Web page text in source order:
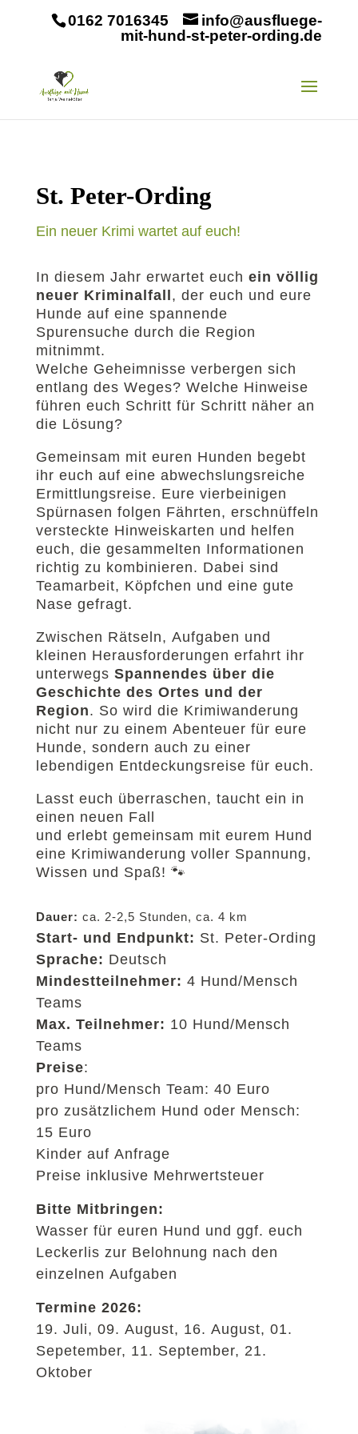
0162 7016345
info@ausfluege-
mit-hund-st-peter-ording.de
St. Peter-Ording
Ein neuer Krimi wartet auf euch!
In diesem Jahr erwartet euch ein völlig
neuer Kriminalfall , der euch und eure
Hunde auf eine spannende
Spurensuche durch die Region
mitnimmt.
Welche Geheimnisse verbergen sich
entlang des Weges? Welche Hinweise
führen euch Schritt für Schritt näher an
die Lösung?
Gemeinsam mit euren Hunden begebt
ihr euch auf eine abwechslungsreiche
Ermittlungsreise. Eure vierbeinigen
Spürnasen folgen Fährten, erschnüffeln
versteckte Hinweiskarten und helfen
euch, die gesammelten Informationen
richtig zu kombinieren. Dabei sind
Teamarbeit, Köpfchen und eine gute
Nase gefragt.
Zwischen Rätseln, Aufgaben und
kleinen Herausforderungen erfahrt ihr
unterwegs Spannendes über die
Geschichte des Ortes und der
Region. So wird die Krimiwanderung
nicht nur zu einem Abenteuer für eure
Hunde, sondern auch zu einer
lebendigen Entdeckungsreise für euch.
Lasst euch überraschen, taucht ein in
einen neuen Fall
und erlebt gemeinsam mit eurem Hund
eine Krimiwanderung voller Spannung,
Wissen und Spaß! 🐾
Dauer: ca. 2-2,5 Stunden, ca. 4 km
Start- und Endpunkt: St. Peter-Ording
Sprache: Deutsch
Mindestteilnehmer: 4 Hund/Mensch
Teams
Max. Teilnehmer: 10 Hund/Mensch
Teams
Preise:
pro Hund/Mensch Team: 40 Euro
pro zusätzlichem Hund oder Mensch:
15 Euro
Kinder auf Anfrage
Preise inklusive Mehrwertsteuer
Bitte Mitbringen:
Wasser für euren Hund und ggf. euch
Leckerlis zur Belohnung nach den
einzelnen Aufgaben
Termine 2026:
19. Juli, 09. August, 16. August, 01.
Sepetember, 11. September, 21.
Oktober